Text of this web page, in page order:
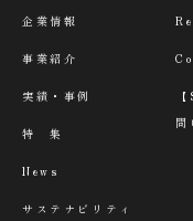
企業情報
事業紹介
実績・事例
特 集
News
サステナビリティ
問